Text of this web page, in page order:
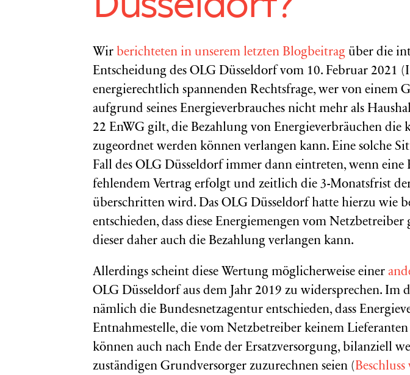
Wir berichteten in unserem letzten Blogbeitrag über die
Entscheidung des OLG Düsseldorf vom 10. Februar 2021
energierechtlich spannenden Rechtsfrage, wer von einem
aufgrund seines Energieverbrauches nicht mehr als
22 EnWG gilt, die Bezahlung von Energieverbräuchen die
zugeordnet werden können verlangen kann. Eine solche
Fall des OLG Düsseldorf immer dann eintreten, wenn eine
fehlendem Vertrag erfolgt und zeitlich die 3-Monatsfrist
überschritten wird. Das OLG Düsseldorf hatte hierzu wie
entschieden, dass diese Energiemengen vom
dieser daher auch die Bezahlung verlangen kann.
Allerdings scheint diese Wertung möglicherweise einer
OLG Düsseldorf aus dem Jahr 2019 zu widersprechen. Im
nämlich die Bundesnetzagentur entschieden, dass
Entnahmestelle, die vom Netzbetreiber keinem
können auch nach Ende der Ersatzversorgung, bilanziell
zuständigen Grundversorger zuzurechnen seien (